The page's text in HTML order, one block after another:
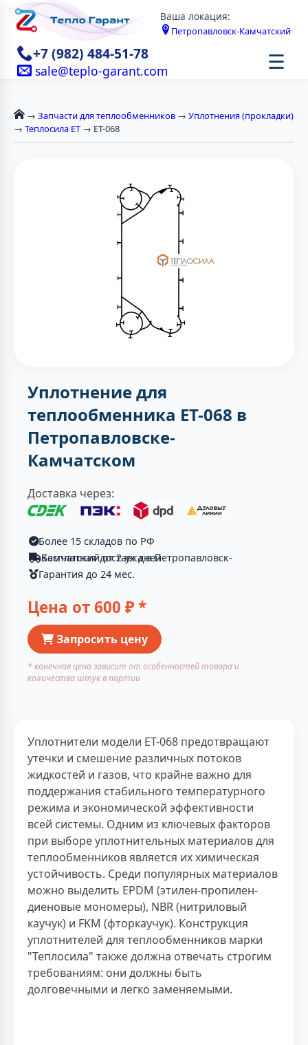
Ваша локация:
Петропавловск-Камчатский
+7 (982) 484-51-78
sale@teplo-garant.com ☰
→ Запчасти для теплообменников → Уплотнения (прокладки)
→ Теплосила ЕТ → ЕТ-068
Уплотнение для
теплообменника ЕТ-068 в
Петропавловске-
Камчатском
Доставка через:
Более 15 складов по РФ
Бесплатная доставка в Петропавловск-Камчатский от 2-ух дней
Гарантия до 24 мес.
Цена от600 ₽ *
Запросить цену
* конечная цена зависит от особенностей товара и
количества штук в партии
Уплотнители модели ET-068 предотвращают
утечки и смешение различных потоков
жидкостей и газов, что крайне важно для
поддержания стабильного температурного
режима и экономической эффективности
всей системы. Одним из ключевых факторов
при выборе уплотнительных материалов для
теплообменников является их химическая
устойчивость. Среди популярных материалов
можно выделить EPDM (этилен-пропилен-
диеновые мономеры), NBR (нитриловый
каучук) и FKM (фторкаучук). Конструкция
уплотнителей для теплообменников марки
"Теплосила" также должна отвечать строгим
требованиям: они должны быть
долговечными и легко заменяемыми.